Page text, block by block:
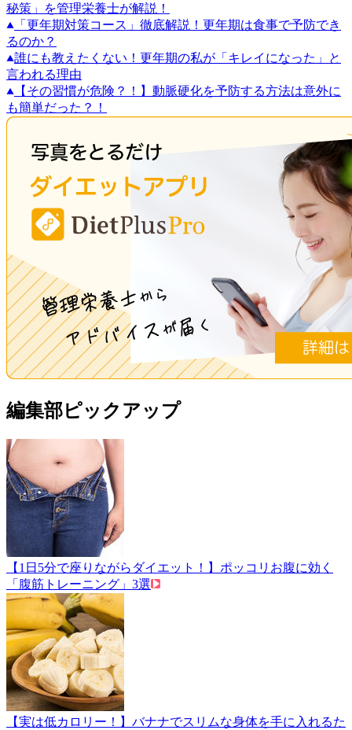
秘策」を管理栄養士が解説！
「更年期対策コース」徹底解説！更年期は食事で予防でき
るのか？
誰にも教えたくない！更年期の私が「キレイになった」と
言われる理由
【その習慣が危険？！】動脈硬化を予防する方法は意外に
も簡単だった？！
編集部ピックアップ
【1日5分で座りながらダイエット！】ポッコリお腹に効く
「腹筋トレーニング」3選
【実は低カロリー！】バナナでスリムな身体を手に入れるた